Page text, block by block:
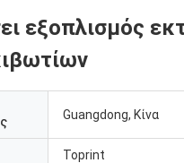
εξοπλισμός
Guangdong, Κίνα
Toprint